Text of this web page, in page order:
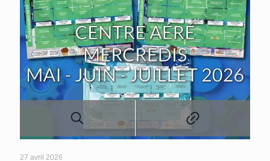
27 avril 2026